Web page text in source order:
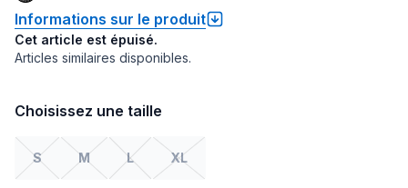
Informations sur le produit
Cet article est épuisé.
Articles similaires disponibles.
Choisissez une taille
S M L XL